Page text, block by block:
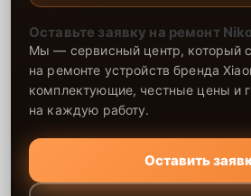
Оставьте заявку на ремонт
Мы — сервисный центр, который
на ремонте устройств бренда
комплектующие, честные цены и
на каждую работу.
Оставить